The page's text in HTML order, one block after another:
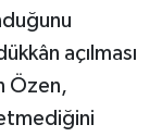
açılması
Özen,